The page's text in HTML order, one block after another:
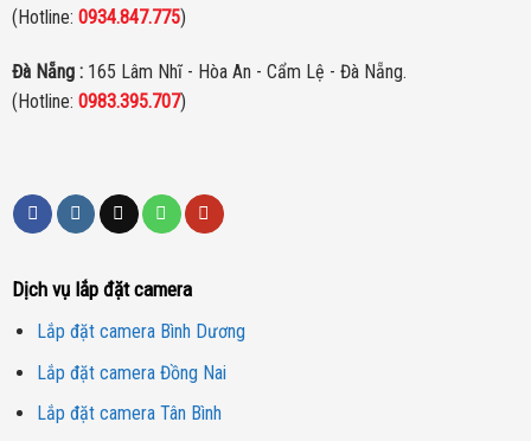
(Hotline: 0934.847.775)
Đà Nẵng :165 Lâm Nhĩ - Hòa An - Cẩm Lệ - Đà Nẵng.
(Hotline: 0983.395.707)
Dịch vụ lắp đặt camera
Lắp đặt camera Bình Dương
Lắp đặt camera Đồng Nai
Lắp đặt camera Tân Bình